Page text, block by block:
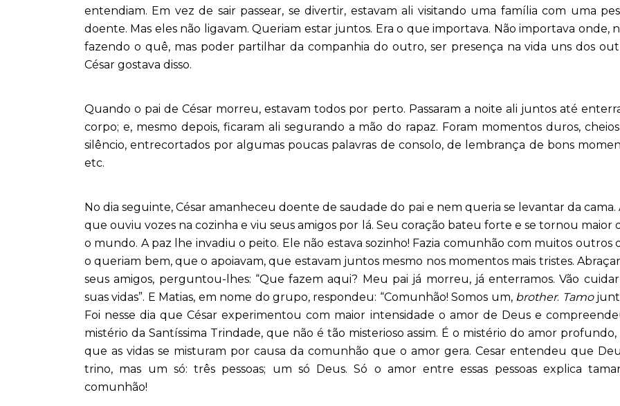
entendiam. Em vez de sair passear, se divertir, estavam ali visitando uma família com uma
doente. Mas eles não ligavam. Queriam estar juntos. Era o que importava. Não importava onde,
fazendo o quê, mas poder partilhar da companhia do outro, ser presença na vida uns dos
César gostava disso.
Quando o pai de César morreu, estavam todos por perto. Passaram a noite ali juntos até
corpo; e, mesmo depois, ficaram ali segurando a mão do rapaz. Foram momentos duros,
silêncio, entrecortados por algumas poucas palavras de consolo, de lembrança de bons
etc.
No dia seguinte, César amanheceu doente de saudade do pai e nem queria se levantar da cama.
que ouviu vozes na cozinha e viu seus amigos por lá. Seu coração bateu forte e se tornou maior
o mundo. A paz lhe invadiu o peito. Ele não estava sozinho! Fazia comunhão com muitos outros
o queriam bem, que o apoiavam, que estavam juntos mesmo nos momentos mais tristes.
seus amigos, perguntou-lhes: “Que fazem aqui? Meu pai já morreu, já enterramos. Vão
suas vidas”. E Matias, em nome do grupo, respondeu: “Comunhão! Somos um, brother. Tamo
Foi nesse dia que César experimentou com maior intensidade o amor de Deus e
mistério da Santíssima Trindade, que não é tão misterioso assim. É o mistério do amor profundo,
que as vidas se misturam por causa da comunhão que o amor gera. Cesar entendeu que
trino, mas um só: três pessoas; um só Deus. Só o amor entre essas pessoas explica
comunhão!